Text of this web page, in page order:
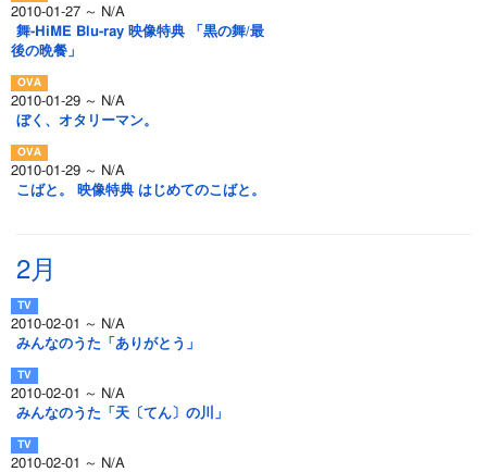
2010-01-27 ～ N/A
舞-HiME Blu-ray 映像特典 「黒の舞/最
後の晩餐」
2010-01-29 ～ N/A
ぼく、オタリーマン。
2010-01-29 ～ N/A
こばと。 映像特典 はじめてのこばと。
2月
2010-02-01 ～ N/A
みんなのうた「ありがとう」
2010-02-01 ～ N/A
みんなのうた「天〔てん〕の川」
2010-02-01 ～ N/A